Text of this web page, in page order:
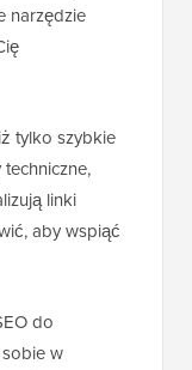
narzędzie
tylko szybkie
linki
aby wspiąć
do
w